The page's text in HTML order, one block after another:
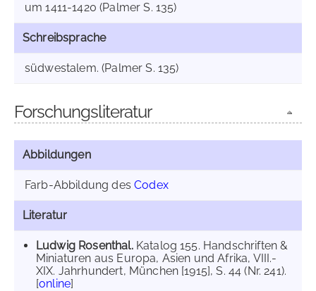
um 1411-1420 (Palmer S. 135)
Schreibsprache
südwestalem. (Palmer S. 135)
Forschungsliteratur
Abbildungen
Farb-Abbildung desCodex
Literatur
Ludwig Rosenthal.Katalog 155. Handschriften &
Miniaturen aus Europa, Asien und Afrika, VIII.-
XIX. Jahrhundert, München [1915], S. 44 (Nr. 241).
[online]